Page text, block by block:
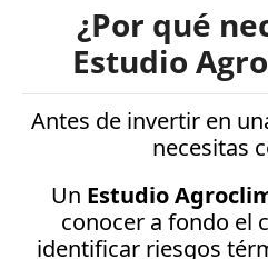
Nogales
Tabaco
Avellanos
¿Por qué
Estudio
Antes de invertir en
necesitas
Un Estudio
conocer a fondo el